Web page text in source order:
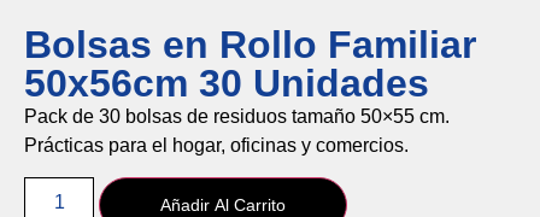
Bolsas en Rollo Familiar
50x56cm 30 Unidades
Pack de 30 bolsas de residuos tamaño 50×55 cm.
Prácticas para el hogar, oficinas y comercios.
Añadir Al Carrito